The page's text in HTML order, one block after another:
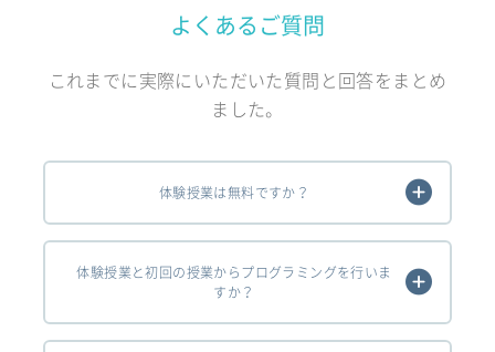
よくあるご質問
これまでに実際にいただいた質問と回答をまとめ
ました。
体験授業は無料ですか？
体験授業と初回の授業からプログラミングを行いま
すか？